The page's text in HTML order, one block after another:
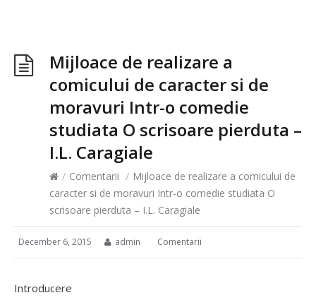
Mijloace de realizare a
comicului de caracter si de
moravuri Intr-o comedie
studiata O scrisoare pierduta –
I.L. Caragiale
/ Comentarii / Mijloace de realizare a comicului de
caracter si de moravuri Intr-o comedie studiata O
scrisoare pierduta – I.L. Caragiale
December 6, 2015 admin Comentarii
Introducere